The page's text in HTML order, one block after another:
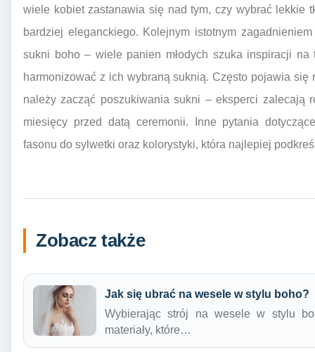
wiele kobiet zastanawia się nad tym, czy wybrać lekkie
bardziej eleganckiego. Kolejnym istotnym
sukni boho – wiele panien młodych szuka inspiracji
harmonizować z ich wybraną suknią. Często pojawia się
należy zacząć poszukiwania sukni – eksperci zalecają
miesięcy przed datą ceremonii. Inne pytania
fasonu do sylwetki oraz kolorystyki, która najlepiej
Zobacz także
Jak się ubrać na wesele w stylu boho?
Wybierając strój na wesele w stylu
materiały, które…